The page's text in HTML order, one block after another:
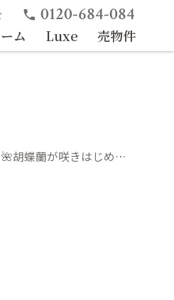
ム Luxe 売物件
phone 0120-684-084
🌺胡蝶蘭が咲きはじめました❣